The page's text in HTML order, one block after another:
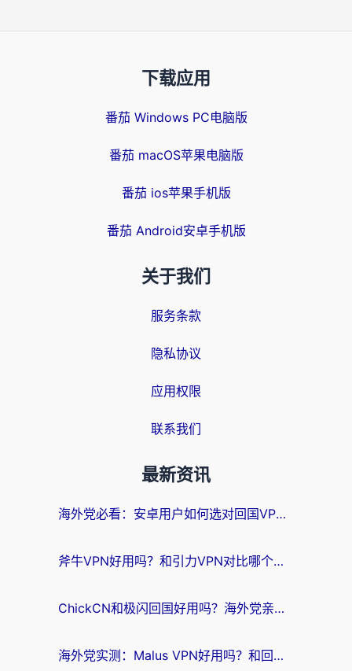
下载应用
番茄 Windows PC电脑版
番茄 macOS苹果电脑版
番茄 ios苹果手机版
番茄 Android安卓手机版
关于我们
服务条款
隐私协议
应用权限
联系我们
最新资讯
海外党必看：安卓用户如何选对回国VPN？从踩坑到无缝访问的全攻略
斧牛VPN好用吗？和引力VPN对比哪个回国效果更好？海外党亲测3款加速器+避坑指南
ChickCN和极闪回国好用吗？海外党亲测3款加速器，教你选对不踩坑
海外党实测：Malus VPN好用吗？和回国VPN对比哪个回国效果更好？附真实体验与加速器推荐